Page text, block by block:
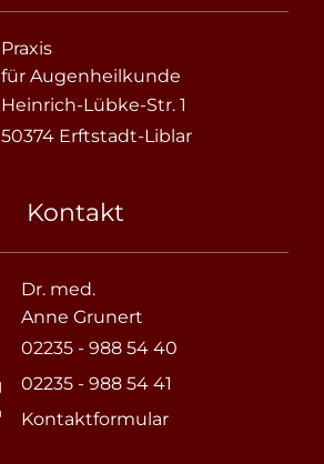
Praxis
für Augenheilkunde
Heinrich-Lübke-Str. 1
50374 Erftstadt-Liblar
Kontakt
Dr. med.
Anne Grunert
02235 - 988 54 40
02235 - 988 54 41
Kontaktformular